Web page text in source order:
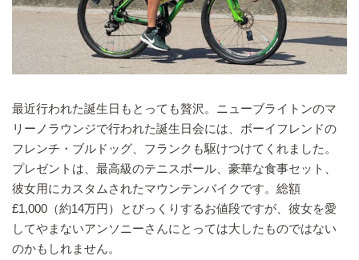
最近行われた誕生日もとっても贅沢。ニューブライトンのマ
リーノラウンジで行われた誕生日会には、ボーイフレンドの
フレンチ・ブルドッグ、フランクも駆けつけてくれました。
プレゼントは、最高級のテニスボール、豪華な食事セット、
彼女用にカスタムされたマウンテンバイクです。総額
£1,000（約14万円）とびっくりするお値段ですが、彼女を愛
してやまないアンソニーさんにとっては大したものではない
のかもしれません。